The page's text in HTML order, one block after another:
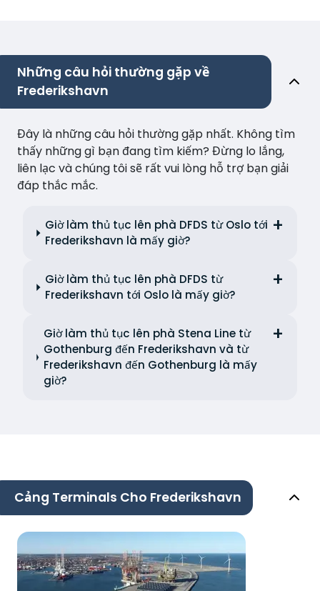
Những câu hỏi thường gặp về
Frederikshavn
Đây là những câu hỏi thường gặp nhất. Không tìm
thấy những gì bạn đang tìm kiếm? Đừng lo lắng,
liên lạc và chúng tôi sẽ rất vui lòng hỗ trợ bạn giải
đáp thắc mắc.
Giờ làm thủ tục lên phà DFDS từ Oslo tới
Frederikshavn là mấy giờ?
Giờ làm thủ tục lên phà DFDS từ
Frederikshavn tới Oslo là mấy giờ?
Giờ làm thủ tục lên phà Stena Line từ
Gothenburg đến Frederikshavn và từ
Frederikshavn đến Gothenburg là mấy
giờ?
Cảng Terminals Cho Frederikshavn